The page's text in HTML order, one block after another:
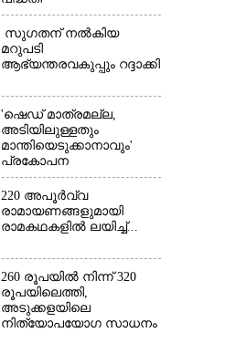
അവസാനിപ്പിക്കാനുള്ള
യുഡിഎഫ് അജണ്ടയുടെ
ആദ്യപടി'
സുഗതന് നൽകിയ
മറുപടി
ആഭ്യന്തരവകുപ്പും റദ്ദാക്കി
'ഷെഡ് മാത്രമല്ല,
അടിയിലുള്ളതും
മാന്തിയെടുക്കാനാവും'
പ്രകോപന
പ്രസംഗവുമായി കെ.കെ.
രാഗേഷ്
220 അപൂർവ്വ
രാമായണങ്ങളുമായി
രാമകഥകളിൽ ലയിച്ച്...
260 രൂപയിൽ നിന്ന് 320
രൂപയിലെത്തി,
അടുക്കളയിലെ
നിത്യോപയോഗ സാധനം